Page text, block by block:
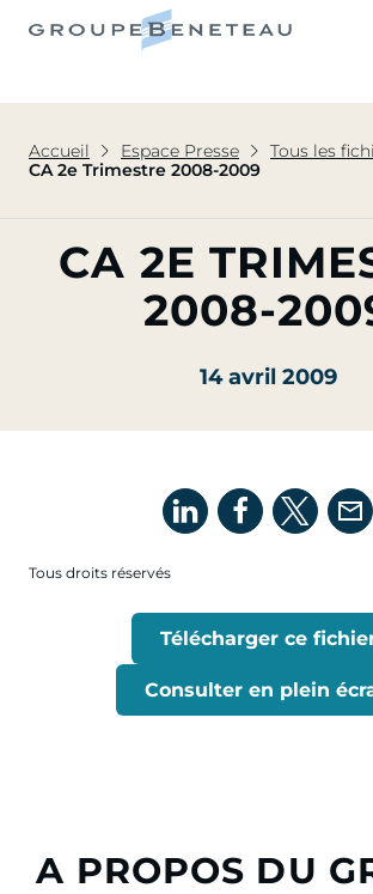
Accueil Espace Presse
Tous les
CA 2e Trimestre 2008-2009
CA 2E
2008-
14 avril 2009
Tous droits réservés
Télécharger ce
Consulter en plein
A PROPOS DU